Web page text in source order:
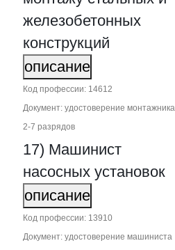
железобетонных
конструкций
описание
Код профессии: 14612
Документ: удостоверение монтажника
2‑7 разрядов
17) Машинист
насосных установок
описание
Код профессии: 13910
Документ: удостоверение машиниста